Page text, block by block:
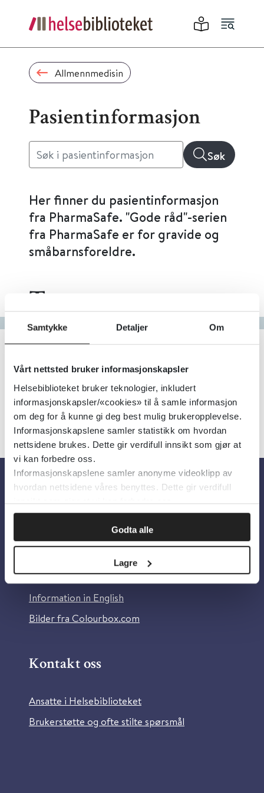
Samtykke Detaljer Om
Vårt nettsted bruker informasjonskapsler
Helsebiblioteket bruker teknologier, inkludert
informasjonskapsler/«cookies» til å samle informasjon
om deg for å kunne gi deg best mulig brukeropplevelse.
Informasjonskapslene samler statistikk om hvordan
nettsidene brukes. Dette gir verdifull innsikt som gjør at
vi kan forbedre oss.
Informasjonskapslene samler anonyme videoklipp av
hvordan nettsidene våres benyttes. Dette gir verdifull
innsikt som gjør at vi kan forbedre oss.
Godta alle
Lagre
Allmennmedisin
Pasientinformasjon
Søk
Her finner du pasientinformasjon
fra PharmaSafe. "Gode råd"-serien
fra PharmaSafe er for gravide og
småbarnsforeldre.
Tema
Gå til bokstav
Filter
0Treff Alfabetisk
Om oss
Om Helsebiblioteket
Personvern og informasjonskapsler
Tilgjengelighetserklæring
Information in English
Bilder fra Colourbox.com
Kontakt oss
Ansatte i Helsebiblioteket
Brukerstøtte og ofte stilte spørsmål